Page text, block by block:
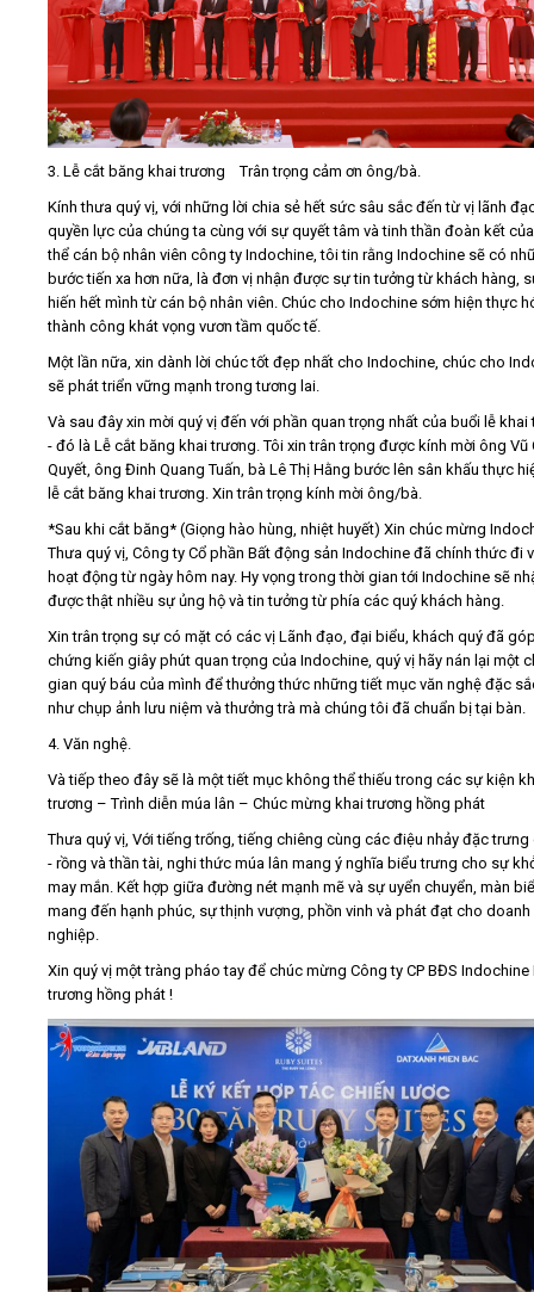
3. Lễ cắt băng khai trương Trân trọng cảm ơn ông/bà.
Kính thưa quý vị, với những lời chia sẻ hết sức sâu sắc đến từ vị lãnh
quyền lực của chúng ta cùng với sự quyết tâm và tinh thần đoàn kết
thể cán bộ nhân viên công ty Indochine, tôi tin rằng Indochine sẽ có
bước tiến xa hơn nữa, là đơn vị nhận được sự tin tưởng từ khách hàng,
hiến hết mình từ cán bộ nhân viên. Chúc cho Indochine sớm hiện thực
thành công khát vọng vươn tầm quốc tế.
Một lần nữa, xin dành lời chúc tốt đẹp nhất cho Indochine, chúc cho
sẽ phát triển vững mạnh trong tương lai.
Và sau đây xin mời quý vị đến với phần quan trọng nhất của buổi lễ khai
- đó là Lễ cắt băng khai trương. Tôi xin trân trọng được kính mời ông Vũ
Quyết, ông Đinh Quang Tuấn, bà Lê Thị Hằng bước lên sân khấu thực
lễ cắt băng khai trương. Xin trân trọng kính mời ông/bà.
*Sau khi cắt băng* (Giọng hào hùng, nhiệt huyết) Xin chúc mừng
Thưa quý vị, Công ty Cổ phần Bất động sản Indochine đã chính thức đi
hoạt động từ ngày hôm nay. Hy vọng trong thời gian tới Indochine sẽ
được thật nhiều sự ủng hộ và tin tưởng từ phía các quý khách hàng.
Xin trân trọng sự có mặt có các vị Lãnh đạo, đại biểu, khách quý đã
chứng kiến giây phút quan trọng của Indochine, quý vị hãy nán lại một
gian quý báu của mình để thưởng thức những tiết mục văn nghệ đặc
như chụp ảnh lưu niệm và thưởng trà mà chúng tôi đã chuẩn bị tại bàn.
4. Văn nghệ.
Và tiếp theo đây sẽ là một tiết mục không thể thiếu trong các sự kiện
trương – Trình diễn múa lân – Chúc mừng khai trương hồng phát
Thưa quý vị, Với tiếng trống, tiếng chiêng cùng các điệu nhảy đặc trưng
- rồng và thần tài, nghi thức múa lân mang ý nghĩa biểu trưng cho sự
may mắn. Kết hợp giữa đường nét mạnh mẽ và sự uyển chuyển, màn
mang đến hạnh phúc, sự thịnh vượng, phồn vinh và phát đạt cho doanh
nghiệp.
Xin quý vị một tràng pháo tay để chúc mừng Công ty CP BĐS Indochine
trương hồng phát !